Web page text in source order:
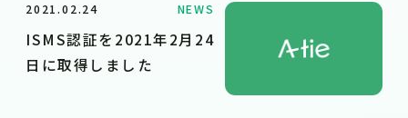
2021.02.24 NEWS
ISMS認証を2021年2月24
日に取得しました